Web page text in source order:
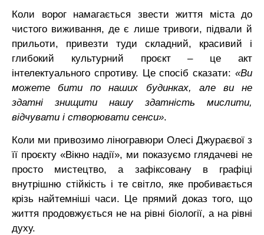
Коли ворог намагається звести життя міста до
чистого виживання, де є лише тривоги, підвали й
прильоти, привезти туди складний, красивий і
глибокий культурний проєкт – це акт
інтелектуального спротиву. Це спосіб сказати: «Ви
можете бити по наших будинках, але ви не
здатні знищити нашу здатність мислити,
відчувати і створювати сенси».
Коли ми привозимо ліногравюри Олесі Джураєвої з
її проєкту «Вікно надії», ми показуємо глядачеві не
просто мистецтво, а зафіксовану в графіці
внутрішню стійкість і те світло, яке пробивається
крізь найтемніші часи. Це прямий доказ того, що
життя продовжується не на рівні біології, а на рівні
духу.